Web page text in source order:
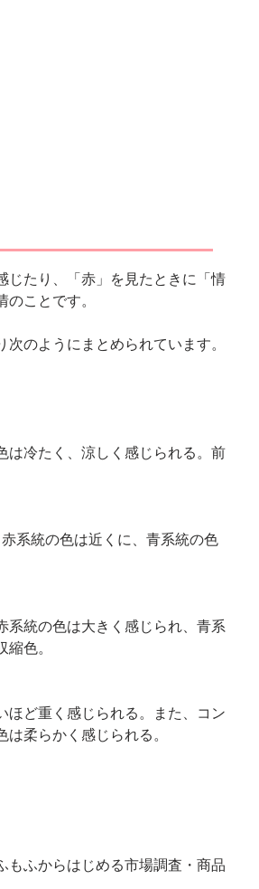
じたり、「赤」を見たときに「情
ことです。
のようにまとめられています。
は冷たく、涼しく感じられる。前
系統の色は近くに、青系統の色
系統の色は大きく感じられ、青系
色。
ほど重く感じられる。また、コン
柔らかく感じられる。
ふからはじめる市場調査・商品